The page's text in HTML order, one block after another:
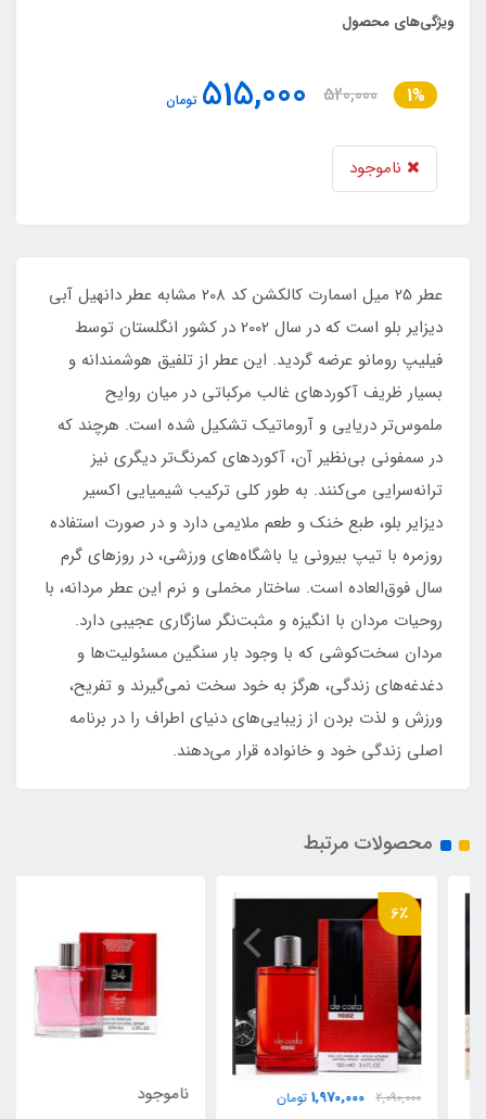
ویژگی‌های محصول
1%
520,000
515,000 تومان
ناموجود
عطر 25 میل اسمارت کالکشن کد 208 مشابه عطر دانهیل آبی
دیزایر بلو است که در سال 2002 در کشور انگلستان توسط
فیلیپ رومانو عرضه گردید. این عطر از تلفیق هوشمندانه و
بسیار ظریف آکوردهای غالب مرکباتی در میان روایح
ملموس‌تر دریایی و آروماتیک تشکیل شده است. هرچند که
در سمفونی بی‌نظیر آن، آکوردهای کمرنگ‌تر دیگری نیز
ترانه‌سرایی می‌کنند. به طور کلی ترکیب شیمیایی اکسیر
دیزایر بلو، طبع خنک و طعم ملایمی دارد و در صورت استفاده
روزمره با تیپ بیرونی یا باشگاه‌های ورزشی، در روزهای گرم
سال فوق‌العاده است. ساختار مخملی و نرم این عطر مردانه، با
روحیات مردان با انگیزه و مثبت‌نگر سازگاری عجیبی دارد.
مردان سخت‌کوشی که با وجود بار سنگین مسئولیت‌ها و
دغدغه‌های زندگی، هرگز به خود سخت نمی‌گیرند و تفریح،
ورزش و لذت بردن از زیبایی‌های دنیای اطراف را در برنامه
اصلی زندگی خود و خانواده قرار می‌دهند.
محصولات مرتبط
2,090,000
1,970,000 تومان
ناموجود